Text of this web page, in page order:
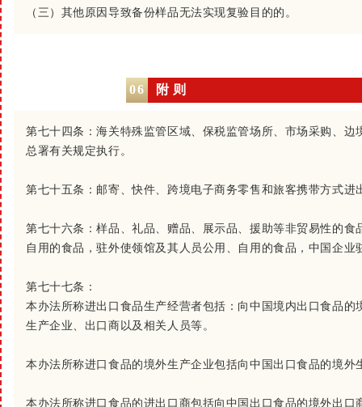
（三）其他原因导致备份样品无法实现复验目的的。
06 附 则
第七十四条：海关特殊监管区域、保税监管场所、市场采购、
总署有关规定执行。
第七十五条： 邮寄、快件、跨境电子商务零售和旅客携带方式
第七十六条：样品、礼品、赠品、展示品、援助等非贸易性的
自用的食品，驻外使领馆及其人员公用、自用的食品，中国企
第七十七条：
本办法所称进出口食品生产经营者包括：向中国境内出口食品
生产企业、出口商以及相关人员等。
本办法所称进口食品的境外生产企业包括向中国出口食品的境外
本办法所称进口食品的进出口商包括向中国出口食品的境外出口